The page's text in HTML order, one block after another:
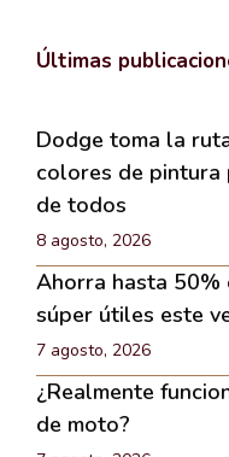
Últimas
Dodge toma la
colores de pintura
de todos
8 agosto, 2026
Ahorra hasta 50%
súper útiles este
7 agosto, 2026
¿Realmente
de moto?